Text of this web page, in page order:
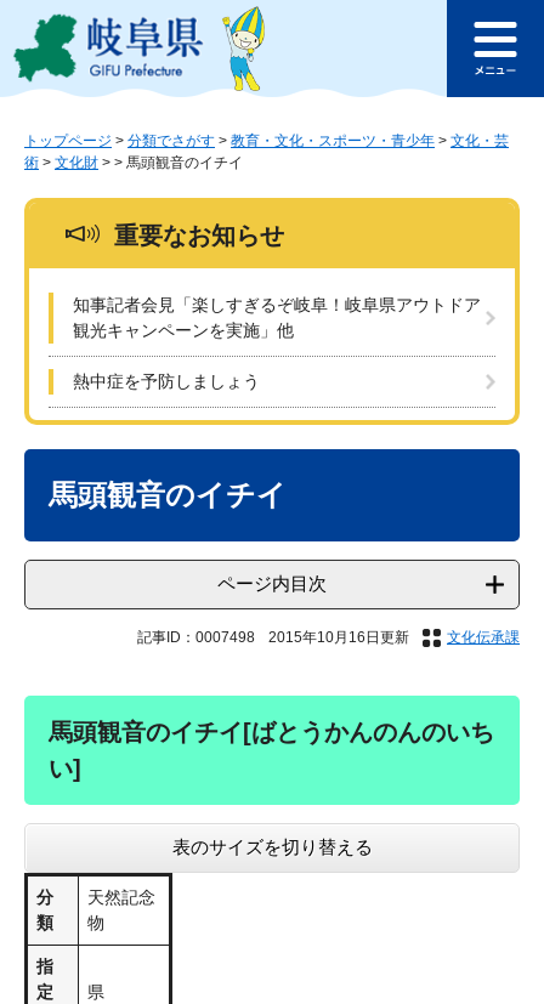
ジ
ュ
このページの本文へ
ュ
トップページ > 分類でさがす > 教育・文化・スポーツ・青少年 > 文化・芸
術 > 文化財 > > 馬頭観音のイチイ
重要なお知らせ
知事記者会見「楽しすぎるぞ岐阜！岐阜県アウトドア
観光キャンペーンを実施」他
熱中症を予防しましょう
馬頭観音のイチイ
ページ内目次
記事ID：0007498 2015年10月16日更新 文化伝承課
馬頭観音のイチイ[ばとうかんのんのいち
い]
表のサイズを切り替える
分
類
天然記念
物
指
定
県